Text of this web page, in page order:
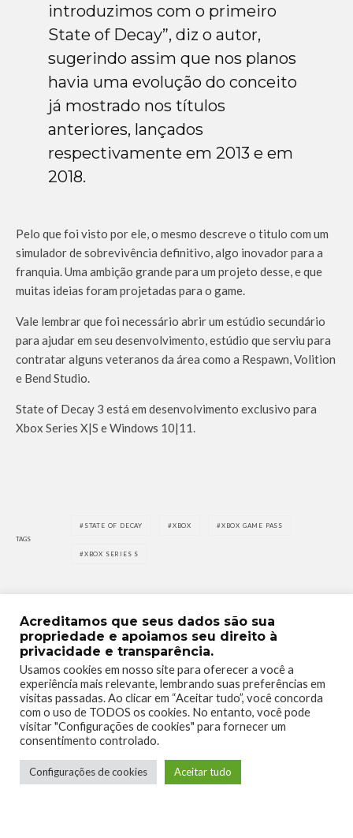
introduzimos com o primeiro
State of Decay”, diz o autor,
sugerindo assim que nos planos
havia uma evolução do conceito
já mostrado nos títulos
anteriores, lançados
respectivamente em 2013 e em
2018.
Pelo que foi visto por ele, o mesmo descreve o titulo com um
simulador de sobrevivência definitivo, algo inovador para a
franquia. Uma ambição grande para um projeto desse, e que
muitas ideias foram projetadas para o game.
Vale lembrar que foi necessário abrir um estúdio secundário
para ajudar em seu desenvolvimento, estúdio que serviu para
contratar alguns veteranos da área como a Respawn, Volition
e Bend Studio.
State of Decay 3 está em desenvolvimento exclusivo para
Xbox Series X|S e Windows 10|11.
TAGS
STATE OF DECAY XBOX XBOX GAME PASS
XBOX SERIES S
0 0
1
Acreditamos que seus dados são sua
propriedade e apoiamos seu direito à
privacidade e transparência.
Usamos cookies em nosso site para oferecer a você a
experiência mais relevante, lembrando suas preferências em
visitas passadas. Ao clicar em “Aceitar tudo”, você concorda
com o uso de TODOS os cookies. No entanto, você pode
visitar "Configurações de cookies" para fornecer um
consentimento controlado.
Configurações de cookies Aceitar tudo